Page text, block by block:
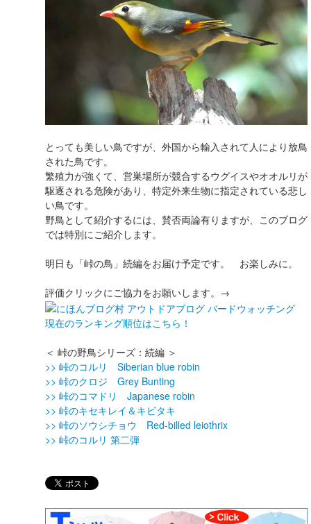
とっても美しい鳥ですが、外国から輸入されて人により放鳥
された鳥です。
繁殖力が強くて、営巣場所が競合するウグイスやオオルリが
駆逐される危険があり、特定外来生物に指定されている悲し
い鳥です。
野鳥として紹介するには、賛否両論有りますが、このブログ
では特別にご紹介します。
明日も「峠の鳥」続編をお届け予定です。 お楽しみに。
評価クリックにご協力をお願いします。→
現在のランキング順位はこちら！
＜ 峠の野鳥シリーズ：続編 ＞
>> 峠のコルリ Siberian blue robin
>> 峠のクロジ Grey Bunting
>> 峠のコマドリ Japanese robin
>> 峠のキセキレイ＆キビタキ
>> 峠のソウシチョウ Red-billed leiothrix
>> 峠のコルリ 第二弾